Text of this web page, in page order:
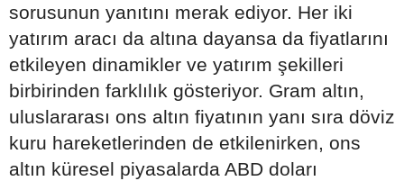
sorusunun yanıtını merak ediyor. Her iki
yatırım aracı da altına dayansa da fiyatlarını
etkileyen dinamikler ve yatırım şekilleri
birbirinden farklılık gösteriyor. Gram altın,
uluslararası ons altın fiyatının yanı sıra döviz
kuru hareketlerinden de etkilenirken, ons
altın küresel piyasalarda ABD doları